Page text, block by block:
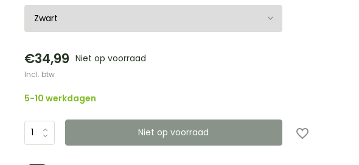
€34,99 Niet op voorraad
Incl. btw
5-10 werkdagen
Niet op voorraad